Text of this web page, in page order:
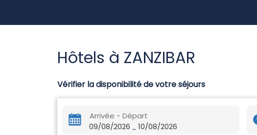
Hôtels à ZANZIBAR
Vérifier la disponibilité de votre séjours
Arrivée - Départ
09/08/2026 - 10/08/2026